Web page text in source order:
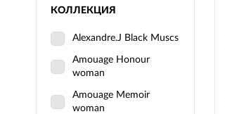
КОЛЛЕКЦИЯ
Alexandre.J Black Muscs
Amouage Honour
woman
Amouage Memoir
woman